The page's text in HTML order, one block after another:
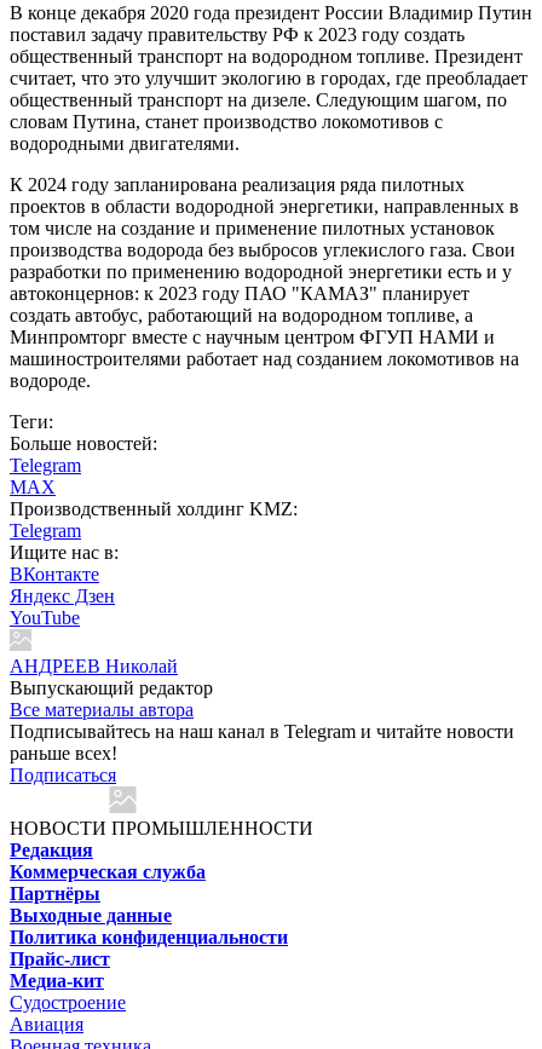
В конце декабря 2020 года президент России Владимир Путин
поставил задачу правительству РФ к 2023 году создать
общественный транспорт на водородном топливе. Президент
считает, что это улучшит экологию в городах, где преобладает
общественный транспорт на дизеле. Следующим шагом, по
словам Путина, станет производство локомотивов с
водородными двигателями.
К 2024 году запланирована реализация ряда пилотных
проектов в области водородной энергетики, направленных в
том числе на создание и применение пилотных установок
производства водорода без выбросов углекислого газа. Свои
разработки по применению водородной энергетики есть и у
автоконцернов: к 2023 году ПАО "КАМАЗ" планирует
создать автобус, работающий на водородном топливе, а
Минпромторг вместе с научным центром ФГУП НАМИ и
машиностроителями работает над созданием локомотивов на
водороде.
Теги:
Больше новостей:
Telegram
MAX
Производственный холдинг KMZ:
Telegram
Ищите нас в:
ВКонтакте
Яндекс Дзен
YouTube
АНДРЕЕВ Николай
Выпускающий редактор
Все материалы автора
Подписывайтесь на наш канал в Telegram и читайте новости
раньше всех!
Подписаться
НОВОСТИ ПРОМЫШЛЕННОСТИ
Редакция
Коммерческая служба
Партнёры
Выходные данные
Политика конфиденциальности
Прайс-лист
Медиа-кит
Судостроение
Авиация